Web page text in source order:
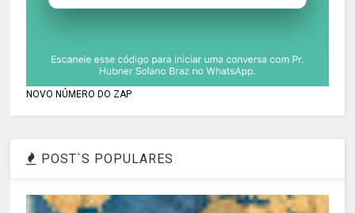
NOVO NÚMERO DO ZAP
POST`S POPULARES